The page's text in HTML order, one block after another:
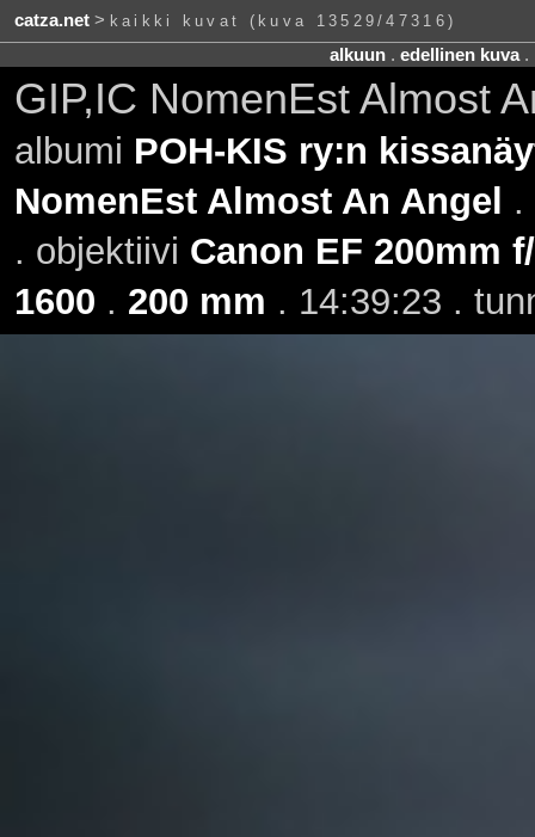
catza.net> kaikki kuvat (kuva 13529/47316)
alkuun. edellinen kuva.
GIP,IC NomenEst Almost
albumi POH-KIS ry:n
NomenEst Almost An Angel .
. objektiivi Canon EF 200mm
1600 . 200 mm . 14:39:23 .